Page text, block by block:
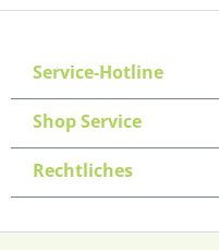
Service-Hotline
Shop Service
Rechtliches